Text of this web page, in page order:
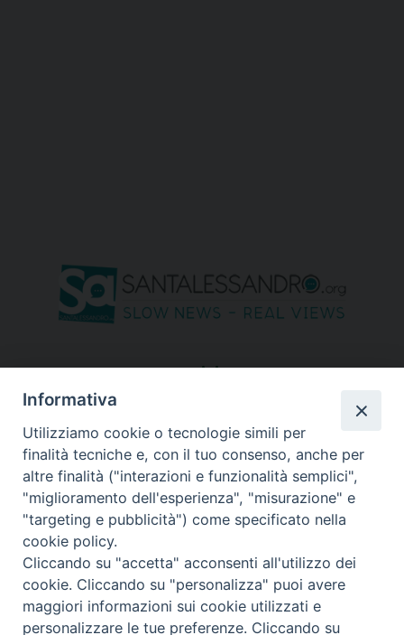
seguici su
Informativa
Utilizziamo cookie o tecnologie simili per
finalità tecniche e, con il tuo consenso, anche per
altre finalità ("interazioni e funzionalità semplici",
"miglioramento dell'esperienza", "misurazione" e
"targeting e pubblicità") come specificato nella
cookie policy.
Cliccando su "accetta" acconsenti all'utilizzo dei
cookie. Cliccando su "personalizza" puoi avere
maggiori informazioni sui cookie utilizzati e
personalizzare le tue preferenze. Cliccando su